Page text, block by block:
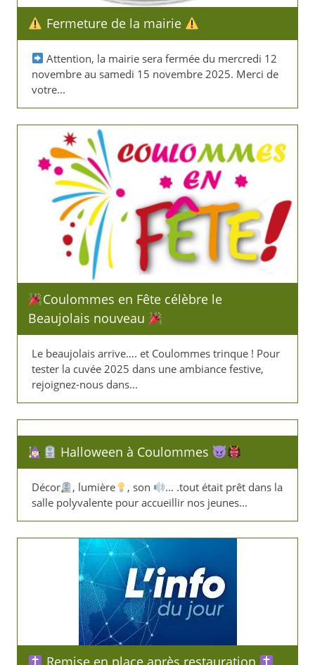
Fermeture de la mairie
Attention, la mairie sera fermée du mercredi 12
novembre au samedi 15 novembre 2025. Merci de
votre...
​Coulommes en Fête célèbre le
Beaujolais nouveau
Le beaujolais arrive…. et Coulommes trinque ! Pour
tester la cuvée 2025 dans une ambiance festive,
rejoignez-nous dans...
Halloween à Coulommes
Décor , lumière , son
... .tout était prêt dans la
salle polyvalente pour accueillir nos jeunes...
Remise en place après restauration